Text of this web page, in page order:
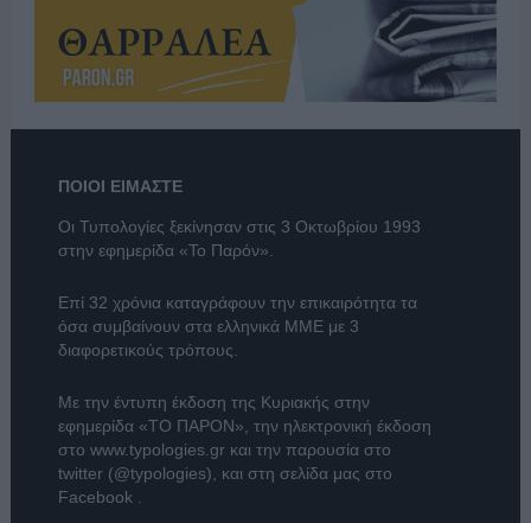
ΠΟΙΟΙ ΕΙΜΑΣΤΕ
Οι Τυπολογίες ξεκίνησαν στις 3 Οκτωβρίου 1993
στην εφημερίδα «Το Παρόν».
Επί 32 χρόνια καταγράφουν την επικαιρότητα τα
όσα συμβαίνουν στα ελληνικά ΜΜΕ με 3
διαφορετικούς τρόπους.
Με την έντυπη έκδοση της Κυριακής στην
εφημερίδα «ΤΟ ΠΑΡΟΝ» , την ηλεκτρονική έκδοση
στο www.typologies.grκαι την παρουσία στο
twitter (@typologies) , και στη σελίδα μας στο
Facebook